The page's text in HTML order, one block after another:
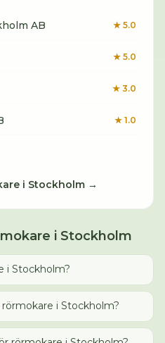
AB ★ 5.0
★ 5.0
★ 3.0
★ 1.0
i Stockholm→
i Stockholm
i Stockholm?
i Stockholm?